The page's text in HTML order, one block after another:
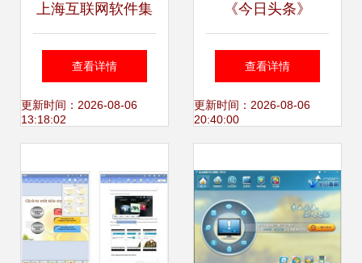
上海互联网软件集
团 高端协同管理软
件与咨询服务，驱
查看详情
更新时间：2026-08-06
13:18:02
《今日头条》
v8.4.8安卓版 您的
个性化资讯掌中宝
查看详情
更新时间：2026-08-06
20:40:00